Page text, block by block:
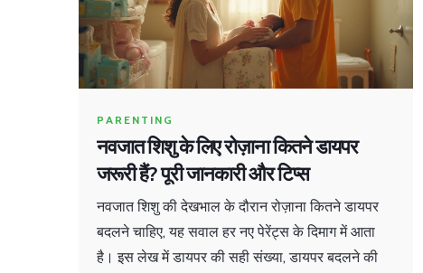
PARENTING
नवजात शिशु के लिए रोज़ाना कितने डायपर
जरूरी हैं? पूरी जानकारी और टिप्स
नवजात शिशु की देखभाल के दौरान रोज़ाना कितने डायपर
बदलने चाहिए, यह सवाल हर नए पेरेंट्स के दिमाग में आता
है। इस लेख में डायपर की सही संख्या, डायपर बदलने की